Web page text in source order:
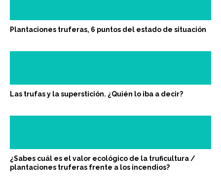
Plantaciones truferas, 6 puntos del estado de situación
Las trufas y la superstición. ¿Quién lo iba a decir?
¿Sabes cuál es el valor ecológico de la truficultura /
plantaciones truferas frente a los incendios?